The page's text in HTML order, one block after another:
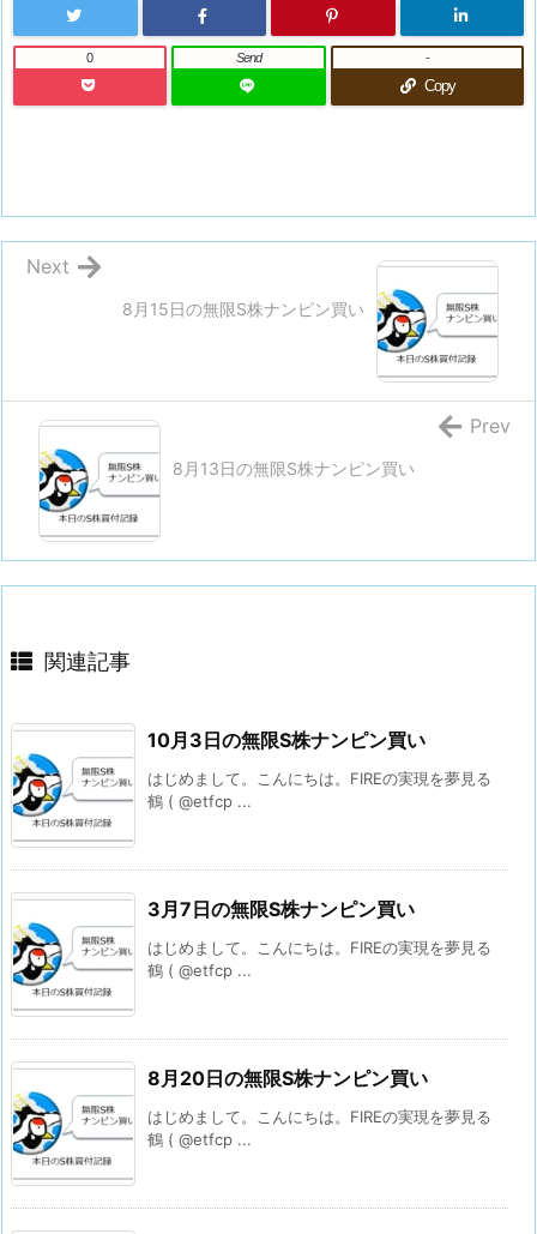
0 Send
Copy
-
8月15日の無限S株ナンピン買い
Next
8月13日の無限S株ナンピン買い
Prev
関連記事
10月3日の無限S株ナンピン買い
はじめまして。こんにちは。FIREの実現を夢見る
鶴 ( @etfcp ...
3月7日の無限S株ナンピン買い
はじめまして。こんにちは。FIREの実現を夢見る
鶴 ( @etfcp ...
8月20日の無限S株ナンピン買い
はじめまして。こんにちは。FIREの実現を夢見る
鶴 ( @etfcp ...